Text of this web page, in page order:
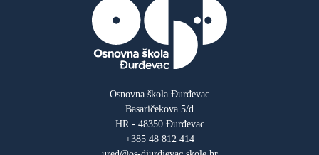
Osnovna škola Đurđevac
Basaričekova 5/d
HR - 48350 Đurđevac
+385 48 812 414